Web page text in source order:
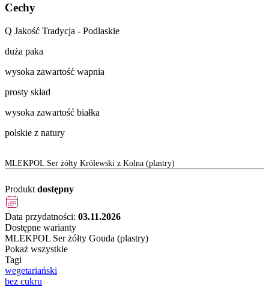
Cechy
Q Jakość Tradycja - Podlaskie
duża paka
wysoka zawartość wapnia
prosty skład
wysoka zawartość białka
polskie z natury
MLEKPOL Ser żółty Królewski z Kolna (plastry)
Produkt dostępny
Data przydatności: 03.11.2026
Dostępne warianty
MLEKPOL Ser żółty Gouda (plastry)
Pokaż wszystkie
Tagi
wegetariański
bez cukru